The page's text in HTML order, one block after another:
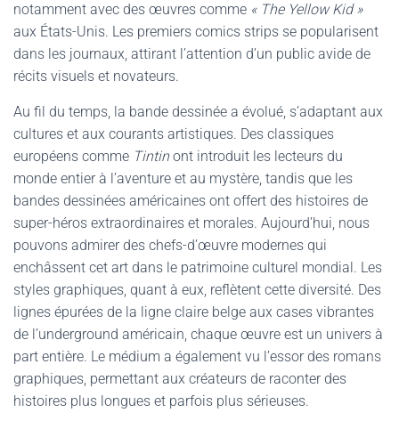
notamment avec des œuvres comme « The Yellow Kid »
aux États-Unis. Les premiers comics strips se popularisent
dans les journaux, attirant l’attention d’un public avide de
récits visuels et novateurs.
Au fil du temps, la bande dessinée a évolué, s’adaptant aux
cultures et aux courants artistiques. Des classiques
européens comme Tintinont introduit les lecteurs du
monde entier à l’aventure et au mystère, tandis que les
bandes dessinées américaines ont offert des histoires de
super-héros extraordinaires et morales. Aujourd’hui, nous
pouvons admirer des chefs-d’œuvre modernes qui
enchâssent cet art dans le patrimoine culturel mondial. Les
styles graphiques, quant à eux, reflètent cette diversité. Des
lignes épurées de la ligne claire belge aux cases vibrantes
de l’underground américain, chaque œuvre est un univers à
part entière. Le médium a également vu l’essor des romans
graphiques, permettant aux créateurs de raconter des
histoires plus longues et parfois plus sérieuses.